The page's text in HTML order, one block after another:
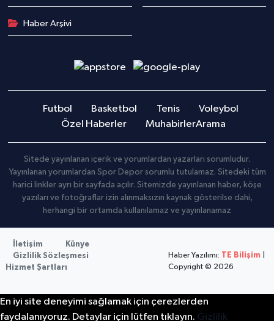
Haber Arşivi
Futbol Basketbol Tenis
Voleybol
Özel Haberler
MuhabirlerArama
Sitede yayınlanan içerik ve yorumlardan yazarları sorumludur.
Yayınlanan yorumlardan Spor Depor sorumlu tutulamaz. Sitedeki tüm
harici linkler ayrı bir sayfada açılır. Sitemizde yayınlanan haber, köşe
yazıları ve fotoğraflar izin alınmaksızın kaynak gösterilse dahi,
herhangi bir ortamda kullanılamaz ve yayınlanamaz
İletişim
Künye
Gizlilik Sözleşmesi
Hizmet Şartları
Haber Yazılımı: TE Bilişim
Copyright © 2026
En iyi site deneyimi sağlamak için çerezlerden
faydalanıyoruz. Detaylar için lütfen tıklayın. Gizlilik